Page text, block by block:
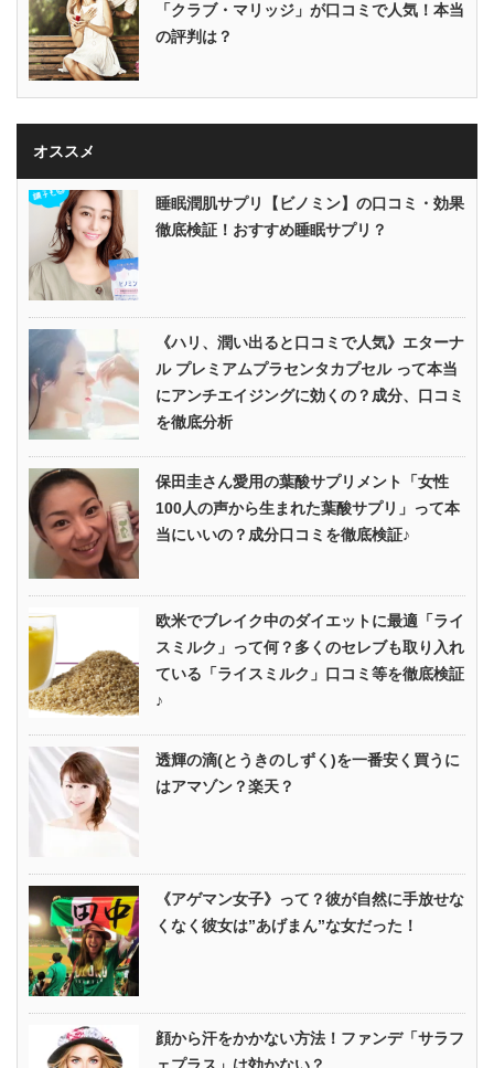
「クラブ・マリッジ」が口コミで人気！本当
の評判は？
オススメ
睡眠潤肌サプリ【ビノミン】の口コミ・効果
徹底検証！おすすめ睡眠サプリ？
《ハリ、潤い出ると口コミで人気》エターナ
ル プレミアムプラセンタカプセル って本当
にアンチエイジングに効くの？成分、口コミ
を徹底分析
保田圭さん愛用の葉酸サプリメント「女性
100人の声から生まれた葉酸サプリ」って本
当にいいの？成分口コミを徹底検証♪
欧米でブレイク中のダイエットに最適「ライ
スミルク」って何？多くのセレブも取り入れ
ている「ライスミルク」口コミ等を徹底検証
♪
透輝の滴(とうきのしずく)を一番安く買うに
はアマゾン？楽天？
《アゲマン女子》って？彼が自然に手放せな
くなく彼女は”あげまん”な女だった！
顔から汗をかかない方法！ファンデ「サラフ